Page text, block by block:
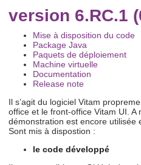
version 6.RC.1
Mise à disposition du code
Package Java
Paquets de déploiement
Machine virtuelle
Documentation
Release note
Il s’agit du logiciel Vitam
office et le front-office Vitam UI. A
démonstration est encore utilisée
Sont mis à dispostion :
le code développé